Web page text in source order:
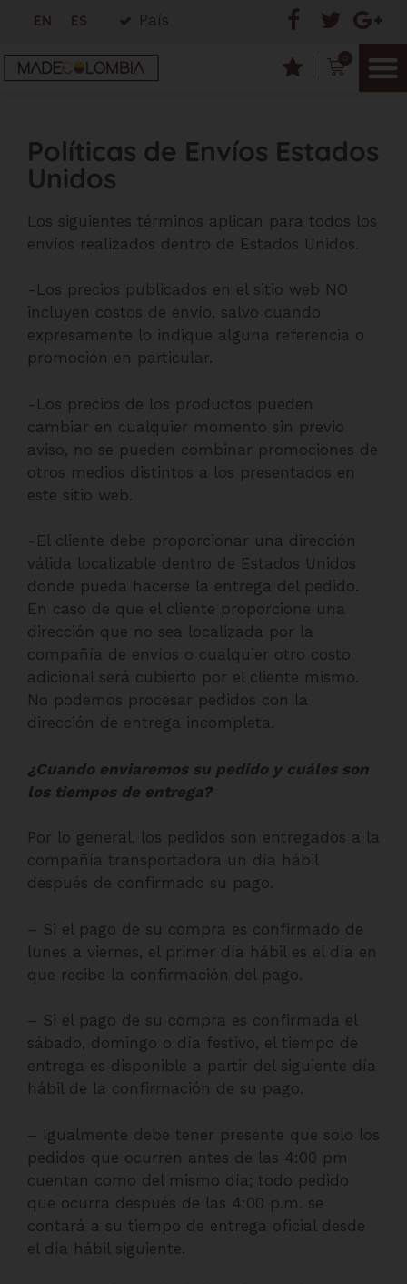
EN ES País
0
Políticas de Envíos Estados
Unidos
Los siguientes términos aplican para todos los
envíos realizados dentro de Estados Unidos.
-Los precios publicados en el sitio web NO
incluyen costos de envío, salvo cuando
expresamente lo indique alguna referencia o
promoción en particular.
-Los precios de los productos pueden
cambiar en cualquier momento sin previo
aviso, no se pueden combinar promociones de
otros medios distintos a los presentados en
este sitio web.
-El cliente debe proporcionar una dirección
válida localizable dentro de Estados Unidos
donde pueda hacerse la entrega del pedido.
En caso de que el cliente proporcione una
dirección que no sea localizada por la
compañía de envíos o cualquier otro costo
adicional será cubierto por el cliente mismo.
No podemos procesar pedidos con la
dirección de entrega incompleta.
¿Cuando enviaremos su pedido y cuáles son
los tiempos de entrega?
Por lo general, los pedidos son entregados a la
compañía transportadora un día hábil
después de confirmado su pago.
– Si el pago de su compra es confirmado de
lunes a viernes, el primer día hábil es el día en
que recibe la confirmación del pago.
– Si el pago de su compra es confirmada el
sábado, domingo o día festivo, el tiempo de
entrega es disponible a partir del siguiente día
hábil de la confirmación de su pago.
– Igualmente debe tener presente que solo los
pedidos que ocurren antes de las 4:00 pm
cuentan como del mismo día; todo pedido
que ocurra después de las 4:00 p.m. se
contará a su tiempo de entrega oficial desde
el día hábil siguiente.